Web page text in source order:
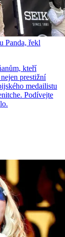
Panda, řekl
kteří
prestižní
medailistu
Podívejte